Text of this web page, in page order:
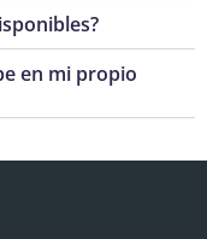
en mi propio